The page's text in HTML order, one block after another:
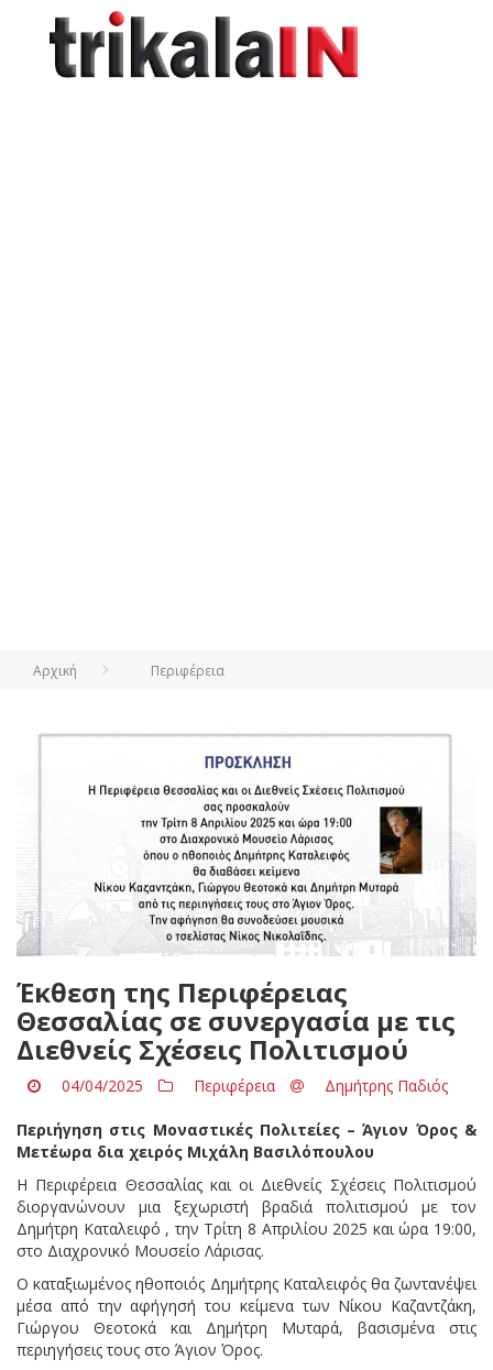
Αρχική Περιφέρεια
Έκθεση της Περιφέρειας
Θεσσαλίας σε συνεργασία με τις
Διεθνείς Σχέσεις Πολιτισμού
04/04/2025 Περιφέρεια Δημήτρης Παδιός
Περιήγηση στις Μοναστικές Πολιτείες – Άγιον Όρος &
Μετέωρα δια χειρός Μιχάλη Βασιλόπουλου
Η Περιφέρεια Θεσσαλίας και οι Διεθνείς Σχέσεις Πολιτισμού
διοργανώνουν μια ξεχωριστή βραδιά πολιτισμού με τον
Δημήτρη Καταλειφό , την Τρίτη 8 Απριλίου 2025 και ώρα 19:00,
στο Διαχρονικό Μουσείο Λάρισας.
Ο καταξιωμένος ηθοποιός Δημήτρης Καταλειφός θα ζωντανέψει
μέσα από την αφήγησή του κείμενα των Νίκου Καζαντζάκη,
Γιώργου Θεοτοκά και Δημήτρη Μυταρά, βασισμένα στις
περιηγήσεις τους στο Άγιον Όρος.